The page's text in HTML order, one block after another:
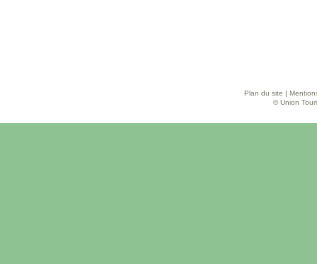
Plan du site |
© Union